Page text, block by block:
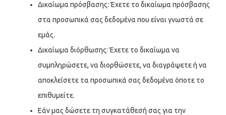
Δικαίωμα πρόσβασης: Έχετε το δικαίωμα πρόσβασης
στα προσωπικά σας δεδομένα που είναι γνωστά σε
εμάς.
Δικαίωμα διόρθωσης: Έχετε το δικαίωμα να
συμπληρώσετε, να διορθώσετε, να διαγράψετε ή να
αποκλείσετε τα προσωπικά σας δεδομένα όποτε το
επιθυμείτε.
Εάν μας δώσετε τη συγκατάθεσή σας για την